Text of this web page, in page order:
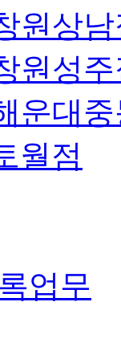
원상
원성
운대
월점
업무